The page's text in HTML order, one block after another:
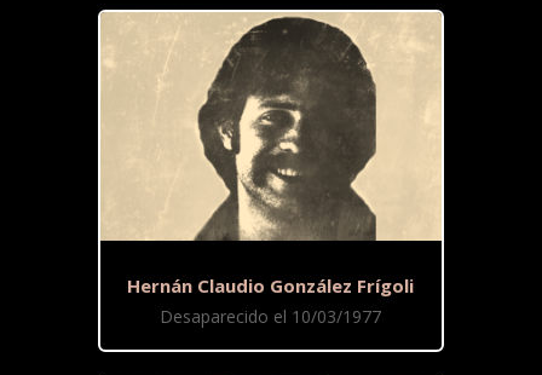
Hernán Claudio González Frígoli
Desaparecido el 10/03/1977